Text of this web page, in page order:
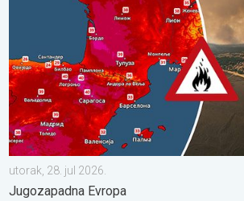
utorak, 28. jul 2026.
Jugozapadna Evropa